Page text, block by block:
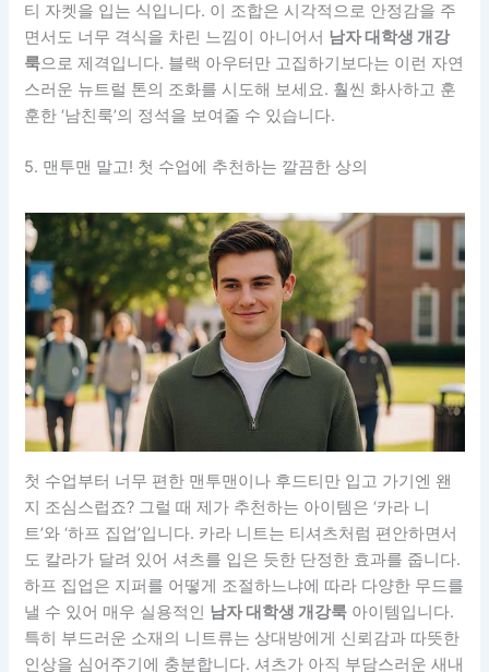
티 자켓을 입는 식입니다. 이 조합은 시각적으로 안정감을 주
면서도 너무 격식을 차린 느낌이 아니어서 남자 대학생 개강
룩으로 제격입니다. 블랙 아우터만 고집하기보다는 이런 자연
스러운 뉴트럴 톤의 조화를 시도해 보세요. 훨씬 화사하고 훈
훈한 ‘남친룩’의 정석을 보여줄 수 있습니다.
5. 맨투맨 말고! 첫 수업에 추천하는 깔끔한 상의
첫 수업부터 너무 편한 맨투맨이나 후드티만 입고 가기엔 왠
지 조심스럽죠? 그럴 때 제가 추천하는 아이템은 ‘카라 니
트’와 ‘하프 집업’입니다. 카라 니트는 티셔츠처럼 편안하면서
도 칼라가 달려 있어 셔츠를 입은 듯한 단정한 효과를 줍니다.
하프 집업은 지퍼를 어떻게 조절하느냐에 따라 다양한 무드를
낼 수 있어 매우 실용적인 남자 대학생 개강룩 아이템입니다.
특히 부드러운 소재의 니트류는 상대방에게 신뢰감과 따뜻한
인상을 심어주기에 충분합니다. 셔츠가 아직 부담스러운 새내